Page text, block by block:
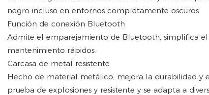
negro incluso en entornos completamente oscuros.
Función de conexión Bluetooth
Admite el emparejamiento de Bluetooth, simplifica
mantenimiento rápidos.
Carcasa de metal resistente
Hecho de material metálico, mejora la durabilidad y
prueba de explosiones y resistente y se adapta a